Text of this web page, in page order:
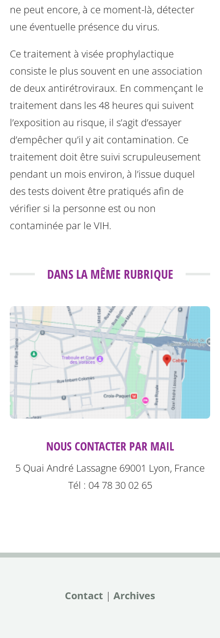
ne peut encore, à ce moment-là, détecter
une éventuelle présence du virus.
Ce traitement à visée prophylactique
consiste le plus souvent en une association
de deux antirétroviraux. En commençant le
traitement dans les 48 heures qui suivent
l’exposition au risque, il s’agit d’essayer
d’empêcher qu’il y ait contamination. Ce
traitement doit être suivi scrupuleusement
pendant un mois environ, à l’issue duquel
des tests doivent être pratiqués afin de
vérifier si la personne est ou non
contaminée par le VIH.
DANS LA MÊME RUBRIQUE
NOUS CONTACTER PAR MAIL
5 Quai André Lassagne 69001 Lyon, France
Tél : 04 78 30 02 65
Contact | Archives